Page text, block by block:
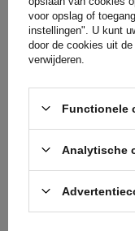
Downloadbare
Beoordelingen
Laat uw
voor opslag of
instellingen". U kunt
door de cookies uit
verwijderen.
Functionele
Analytische